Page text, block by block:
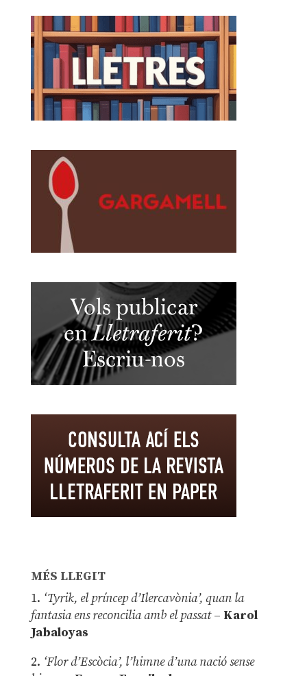
MÉS LLEGIT
1. ‘Tyrik, el príncep d’Ilercavònia’, quan la
fantasia ens reconcilia amb el passat– Karol
Jabaloyas
2. ‘Flor d’Escòcia’, l’himne d’una nació sense